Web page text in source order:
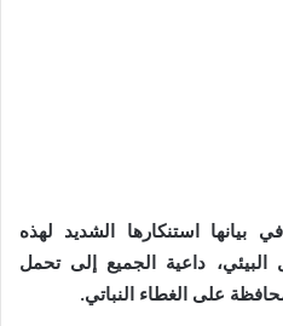
استنكارها الشديد لهذه
داعية الجميع إلى تحمل
على الغطاء النباتي.